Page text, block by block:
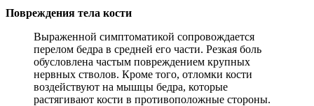
Повреждения тела кости
Выраженной симптоматикой сопровождается
перелом бедра в средней его части. Резкая боль
обусловлена частым повреждением крупных
нервных стволов. Кроме того, отломки кости
воздействуют на мышцы бедра, которые
растягивают кости в противоположные стороны.